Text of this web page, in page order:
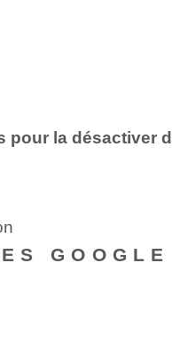
la désactiver